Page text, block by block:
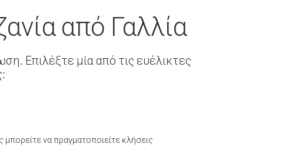
από Γαλλία
Επιλέξτε μία από τις ευέλικτες
να πραγματοποιείτε κλήσεις